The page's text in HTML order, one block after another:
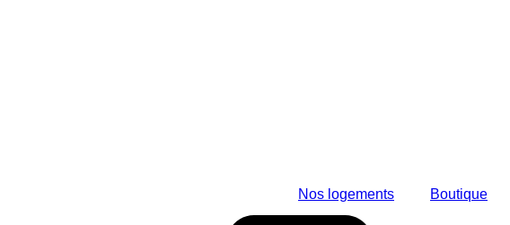
Nos logements Boutique